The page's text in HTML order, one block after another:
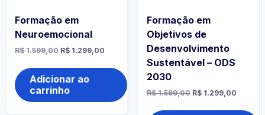
Formação em
Neuroemocional
R$1.599,00 O
original
era:
R$ 1.599,00.
R$ 1.299,00
atual
R$ 1.299,00.
Adicionar ao
carrinho
Formação em
Objetivos de
Desenvolvimento
Sustentável – ODS
2030
R$1.599,00 O
original
R$1.299,00O
atual